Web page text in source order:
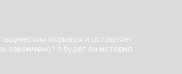
порывом и оставляет
закончено? А будет ли история